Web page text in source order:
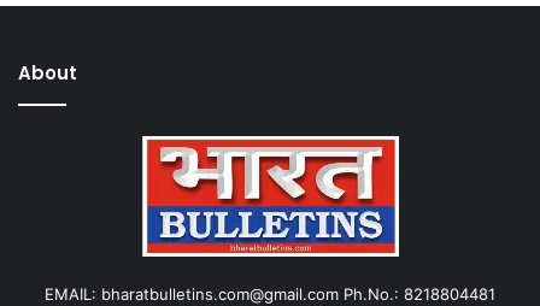
About
EMAIL: bharatbulletins.com@gmail.com Ph.No.: 8218804481